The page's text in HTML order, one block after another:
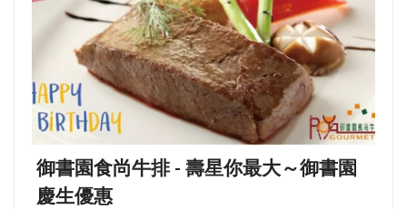
御書園食尚牛排 - 壽星你最大～御書園
慶生優惠